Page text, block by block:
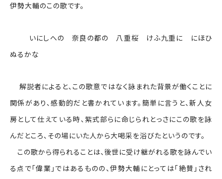
伊勢大輔のこの歌です。
いにしへの 奈良の都の 八重桜 けふ九重に にほひ
ぬるかな
解説者によると、この歌意ではなく詠まれた背景が働くことに
関係があり、感動的だと書かれています。簡単に言うと、新人女
房として仕えている時、紫式部らに命じられとっさにこの歌を詠
んだところ、その場にいた人から大喝采を浴びたというのです。
この歌から得られることは、後世に受け継がれる歌を詠んでい
る点で「偉業」ではあるものの、伊勢大輔にとっては「絶賛」され